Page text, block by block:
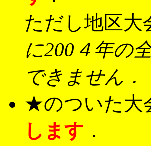
ただし地区
に200４年の
できません．
★のついた大
します ．